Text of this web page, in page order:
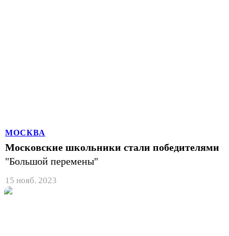
МОСКВА
Московские школьники стали победителями
"Большой перемены"
15 нояб. 2023